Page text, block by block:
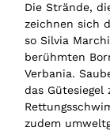
Die Strände,
zeichnen sich
so Silvia
berühmten
Verbania.
das Gütesiegel
zudem